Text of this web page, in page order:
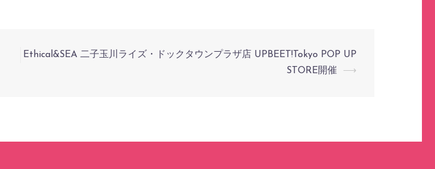
Ethical&SEA 二子玉川ライズ・ドックタウンプラザ店 UPBEET!Tokyo POP UP
STORE開催
⟶